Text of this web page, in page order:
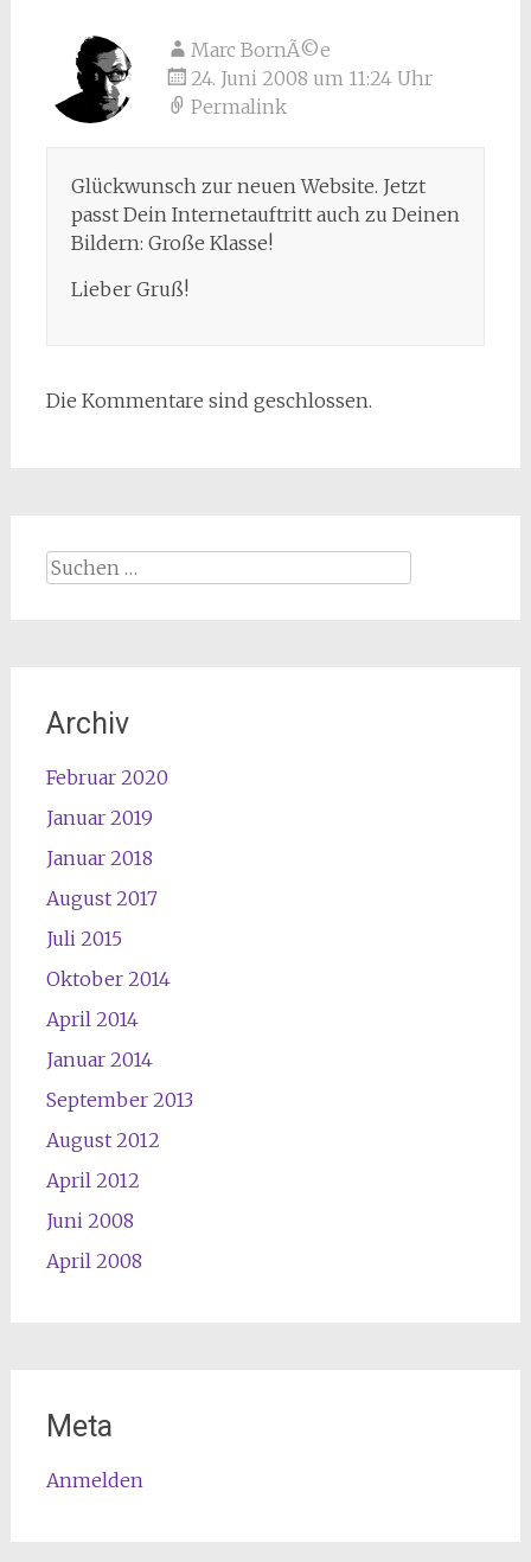
Marc BornÃ©e
24. Juni 2008 um 11:24 Uhr
Permalink
Glückwunsch zur neuen Website. Jetzt
passt Dein Internetauftritt auch zu Deinen
Bildern: Große Klasse!
Lieber Gruß!
Die Kommentare sind geschlossen.
Suche
Archiv
Februar 2020
Januar 2019
Januar 2018
August 2017
Juli 2015
Oktober 2014
April 2014
Januar 2014
September 2013
August 2012
April 2012
Juni 2008
April 2008
Meta
Anmelden